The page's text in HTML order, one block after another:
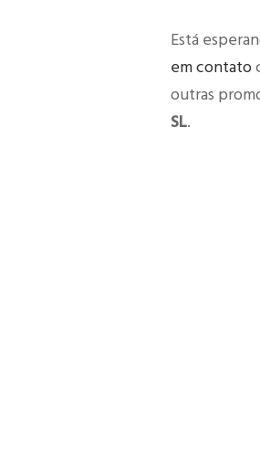
Está
em contato
outras
SL.